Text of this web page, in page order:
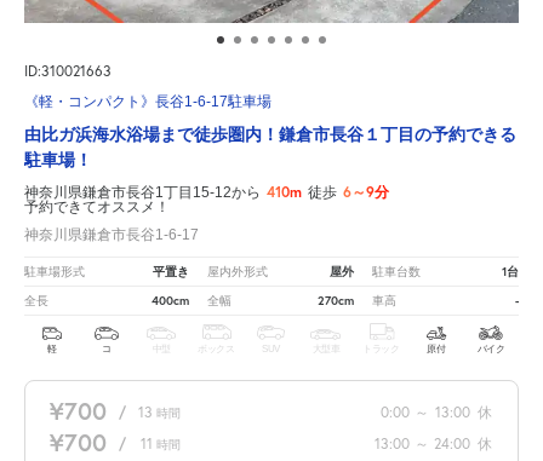
ID:310021663
《軽・コンパクト》長谷1-6-17駐車場
由比ガ浜海水浴場まで徒歩圏内！鎌倉市長谷１丁目の予約できる
駐車場！
神奈川県鎌倉市長谷1丁目15-12から 410m 徒歩 6～9分
予約できてオススメ！
神奈川県鎌倉市長谷1-6-17
駐車場形式 平置き 屋内外形式 屋外 駐車台数 1台
全長 400cm 全幅 270cm 車高 -
軽 コ 中型 ボックス SUV 大型車 トラック 原付 バイク
¥700 / 13 時間 0:00 ～ 13:00 休
¥700 / 11 時間 13:00 ～ 24:00 休